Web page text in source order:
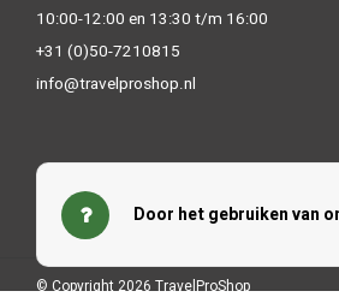
10:00-12:00 en 13:30 t/m 16:00
+31 (0)50-7210815
info@travelproshop.nl
© Copyright 2026 TravelProShop
Door het gebruiken van